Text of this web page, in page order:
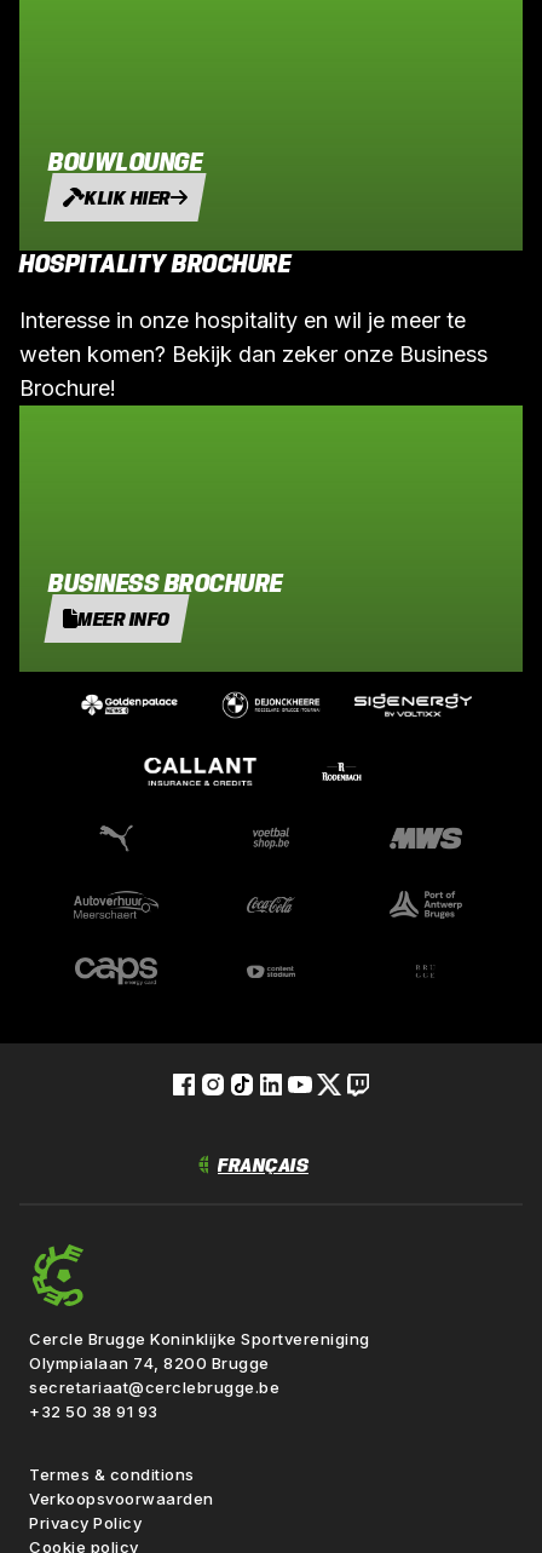
BOUWLOUNGE
KLIK HIER
HOSPITALITY BROCHURE
Interesse in onze hospitality en wil je meer te
weten komen? Bekijk dan zeker onze Business
Brochure!
BUSINESS BROCHURE
MEER INFO
Cercle Brugge Koninklijke Sportvereniging
Olympialaan 74, 8200 Brugge
secretariaat@cerclebrugge.be
+32 50 38 91 93
Termes & conditions
Verkoopsvoorwaarden
Privacy Policy
Cookie policy